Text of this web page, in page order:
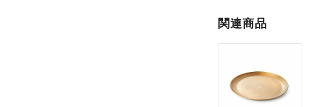
関連商品